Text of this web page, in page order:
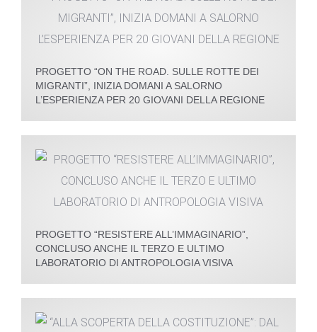
PROGETTO “ON THE ROAD. SULLE ROTTE DEI
MIGRANTI”, INIZIA DOMANI A SALORNO
L’ESPERIENZA PER 20 GIOVANI DELLA REGIONE
PROGETTO “RESISTERE ALL’IMMAGINARIO”,
CONCLUSO ANCHE IL TERZO E ULTIMO
LABORATORIO DI ANTROPOLOGIA VISIVA